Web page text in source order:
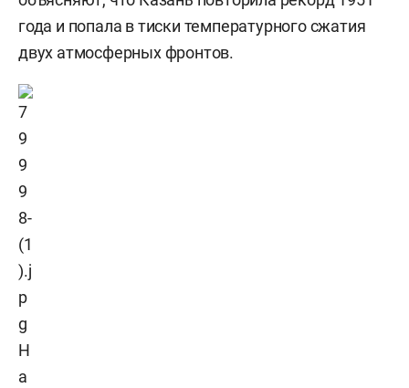
года и попала в тиски температурного сжатия
двух атмосферных фронтов.
Н
а